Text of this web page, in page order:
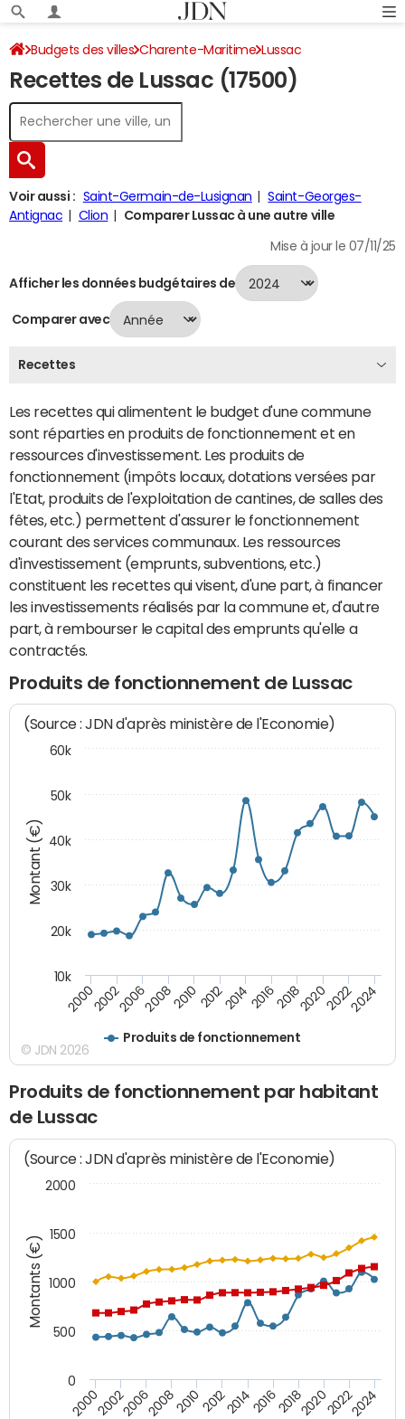
Budgets des villes Charente-Maritime Lussac
Recettes 2024
Recettes de Lussac (17500)
Voir aussi : Saint-Germain-de-Lusignan
Saint-Georges-
Antignac
Clion Comparer Lussac à une autre ville
Mise à jour le 07/11/25
Afficher les données budgétaires de
Comparer avec
Recettes
Les recettes qui alimentent le budget d'une commune
sont réparties en produits de fonctionnement et en
ressources d'investissement. Les produits de
fonctionnement (impôts locaux, dotations versées par
l'Etat, produits de l'exploitation de cantines, de salles des
fêtes, etc.) permettent d'assurer le fonctionnement
courant des services communaux. Les ressources
d'investissement (emprunts, subventions, etc.)
constituent les recettes qui visent, d'une part, à financer
les investissements réalisés par la commune et, d'autre
part, à rembourser le capital des emprunts qu'elle a
contractés.
Produits de fonctionnement de Lussac
Montant (€)
(Source : JDN d'après ministère de l'Economie)
Produits de fonctionnement
20002002200620082010 2012201420162018202020222024
10k
20k
30k
40k
50k
60k
© JDN 2026
Produits de fonctionnement par habitant
de Lussac
Montants (€)
(Source : JDN d'après ministère de l'Economie)
200020022006200820102012201420162018202020222024
500
1000
1500
0
2000